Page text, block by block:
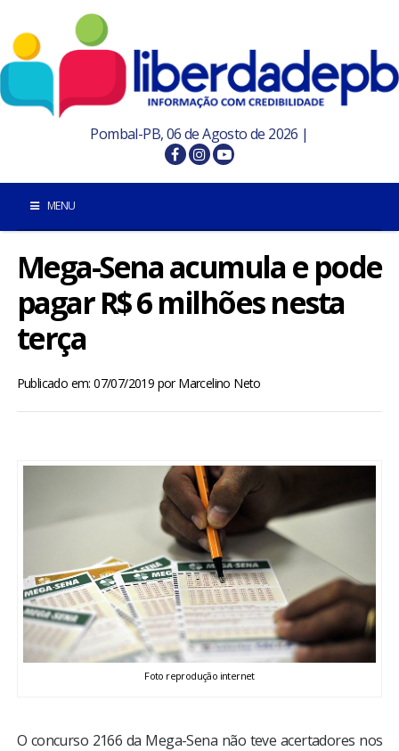
Pombal-PB, 06 de Agosto de 2026 |
MENU
INÍCIO
POMBAL E REGIÃO
PARAÍBA
BRASIL
ENTRETENIMENTO
ENQUETE
TV LPB
Mega-Sena acumula e pode
pagar R$ 6 milhões nesta
terça
Publicado em: 07/07/2019 porMarcelino Neto
Foto reprodução internet
O concurso 2166 da Mega-Sena não teve acertadores nos